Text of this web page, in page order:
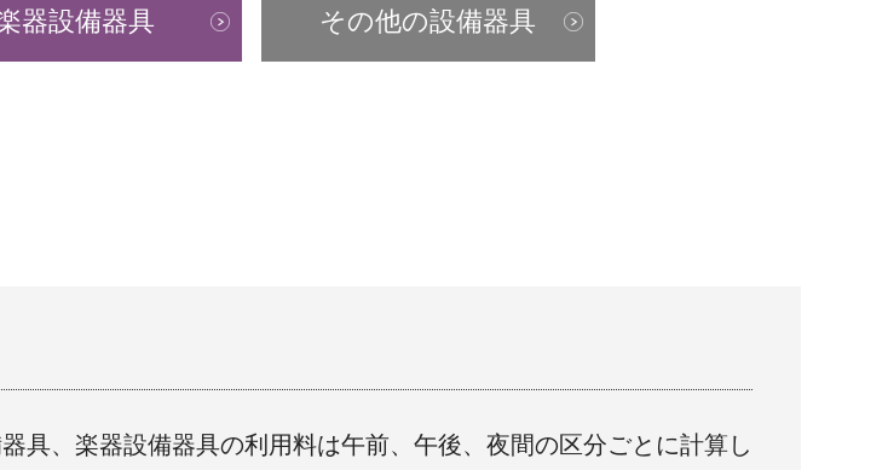
器設備器具 その他の設備器具
具、楽器設備器具の利用料は午前、午後、夜間の区分ごとに計算し